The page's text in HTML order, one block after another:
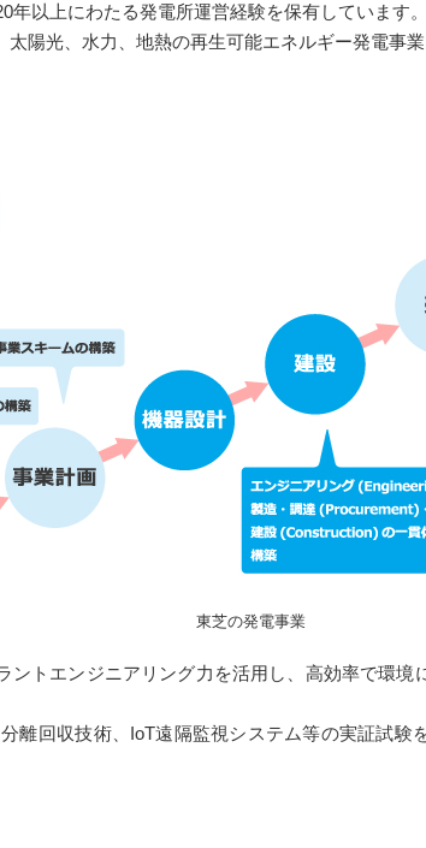
以上にわたる発電所運営経験を保有しています。
陽光、水力、地熱の再生可能エネルギー発電事業
東芝の発電事業
ントエンジニアリング力を活用し、高効率で環
分離回収技術、IoT遠隔監視システム等の実証試験